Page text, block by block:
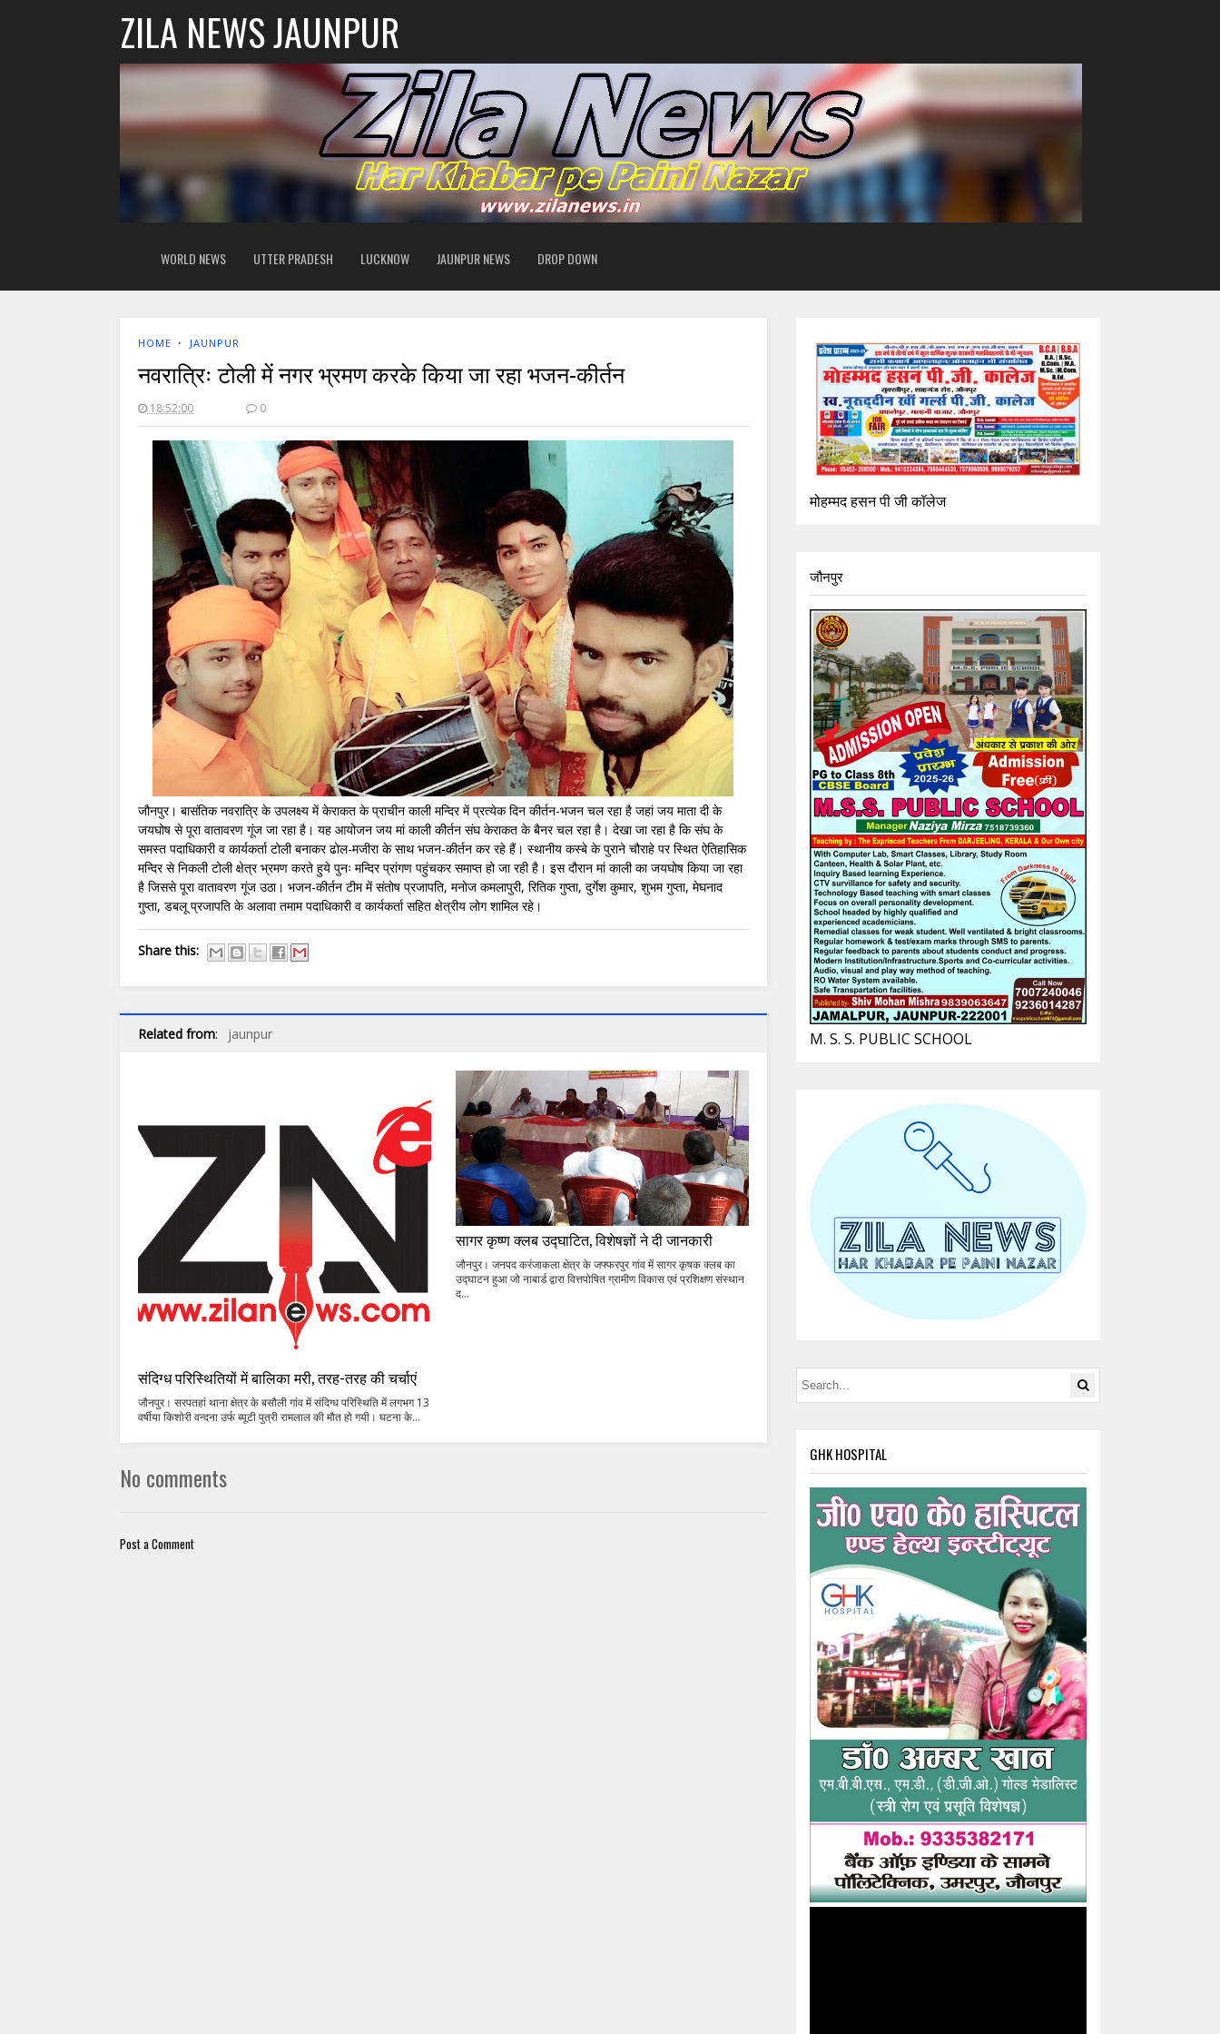
ZILA NEWS JAUNPUR
WORLD NEWS UTTER PRADESH LUCKNOW JAUNPUR NEWS DROP DOWN
HOME ‣ JAUNPUR
नवरात्रिः टोली में नगर भ्रमण करके किया जा रहा भजन-कीर्तन
18:52:00 0
जौनपुर। बासंतिक नवरात्रि के उपलक्ष्य में केराकत के प्राचीन काली मन्दिर में प्रत्येक दिन कीर्तन-भजन चल रहा है जहां जय माता दी के
जयघोष से पूरा वातावरण गूंज जा रहा है। यह आयोजन जय मां काली कीर्तन संघ केराकत के बैनर चल रहा है। देखा जा रहा है कि संघ के
समस्त पदाधिकारी व कार्यकर्ता टोली बनाकर ढोल-मजीरा के साथ भजन-कीर्तन कर रहे हैं। स्थानीय कस्बे के पुराने चौराहे पर स्थित ऐतिहासिक
मन्दिर से निकली टोली क्षेत्र भ्रमण करते हुये पुनः मन्दिर प्रांगण पहुंचकर समाप्त हो जा रही है। इस दौरान मां काली का जयघोष किया जा रहा
है जिससे पूरा वातावरण गूंज उठा। भजन-कीर्तन टीम में संतोष प्रजापति, मनोज कमलापुरी, रितिक गुप्ता, दुर्गेश कुमार, शुभम गुप्ता, मेघनाद
गुप्ता, डबलू प्रजापति के अलावा तमाम पदाधिकारी व कार्यकर्ता सहित क्षेत्रीय लोग शामिल रहे।
Share this:
Related from: jaunpur
संदिग्ध परिस्थितियों में बालिका मरी, तरह-तरह की चर्चाएं
जौनपुर। सरपतहां थाना क्षेत्र के बसौली गांव में संदिग्ध परिस्थिति में लगभग 13
वर्षीया किशोरी वन्दना उर्फ ब्यूटी पुत्री रामलाल की मौत हो गयी। घटना के...
सागर कृष्ण क्लब उद्घाटित, विशेषज्ञों ने दी जानकारी
जौनपुर। जनपद करंजाकला क्षेत्र के जफ्फरपुर गांव में सागर कृषक क्लब का
उद्घाटन हुआ जो नाबार्ड द्वारा वित्तपोषित ग्रामीण विकास एवं प्रशिक्षण संस्थान
द...
No comments
Post a Comment
मोहम्मद हसन पी जी कॉलेज
जौनपुर
M. S. S. PUBLIC SCHOOL
GHK HOSPITAL